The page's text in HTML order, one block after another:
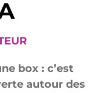
box : c’est
autour des